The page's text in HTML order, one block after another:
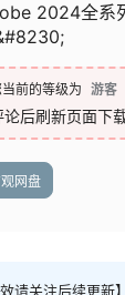
2024全系
前的等级为 游客
论后刷新页面下
网盘
请关注后续更新】